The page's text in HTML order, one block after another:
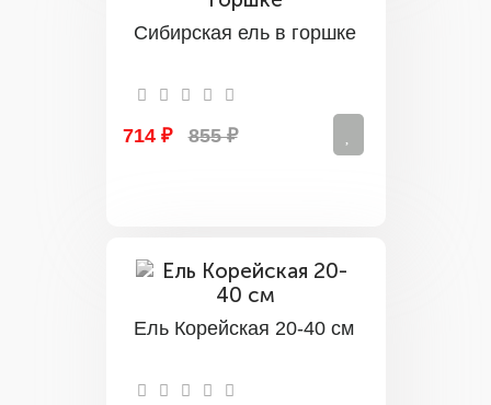
Сибирская ель в горшке
714 ₽ 855 ₽
Ель Корейская 20-40 см